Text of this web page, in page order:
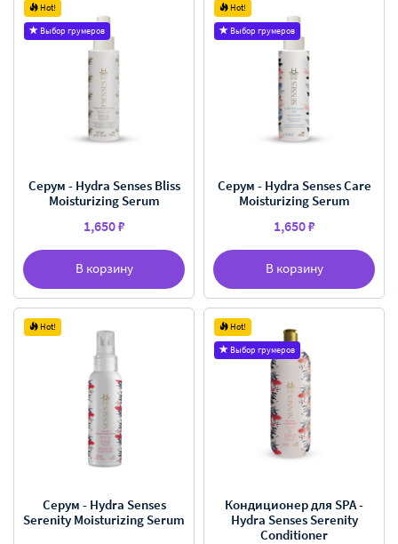
Hot!
Выбор грумеров
В корзину
Серум - Hydra Senses Bliss
Moisturizing Serum
1,650 ₽
Hot!
Выбор грумеров
В корзину
Серум - Hydra Senses Care
Moisturizing Serum
1,650 ₽
Hot!
Серум - Hydra Senses
Serenity Moisturizing Serum
Hot!
Выбор грумеров
Кондиционер для SPA -
Hydra Senses Serenity
Conditioner